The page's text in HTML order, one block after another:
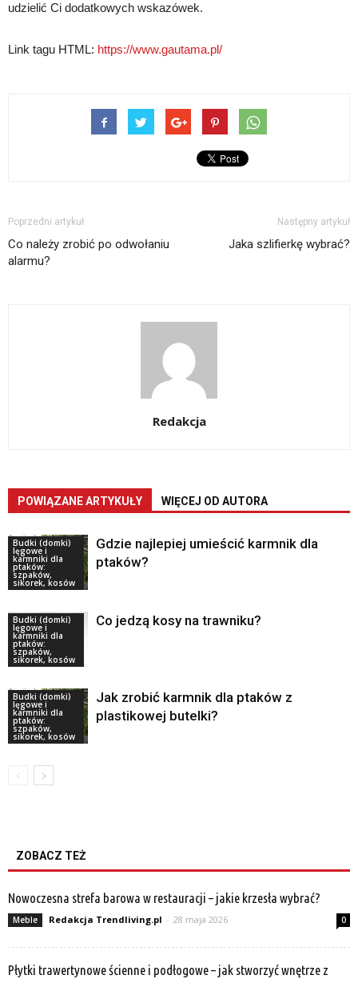
udzielić Ci dodatkowych wskazówek.
Link tagu HTML: https://www.gautama.pl/
Poprzedni artykuł
Co należy zrobić po odwołaniu
alarmu?
Następny artykuł
Jaka szlifierkę wybrać?
Redakcja
POWIĄZANE ARTYKUŁY WIĘCEJ OD AUTORA
Budki (domki)
lęgowe i
karmniki dla
ptaków:
szpaków,
sikorek, kosów
Gdzie najlepiej umieścić karmnik dla
ptaków?
Budki (domki)
lęgowe i
karmniki dla
ptaków:
szpaków,
sikorek, kosów
Co jedzą kosy na trawniku?
Budki (domki)
lęgowe i
karmniki dla
ptaków:
szpaków,
sikorek, kosów
Jak zrobić karmnik dla ptaków z
plastikowej butelki?
ZOBACZ TEŻ
Nowoczesna strefa barowa w restauracji – jakie krzesła wybrać?
Meble Redakcja Trendliving.pl - 28 maja 2026 0
Płytki trawertynowe ścienne i podłogowe – jak stworzyć wnętrze z